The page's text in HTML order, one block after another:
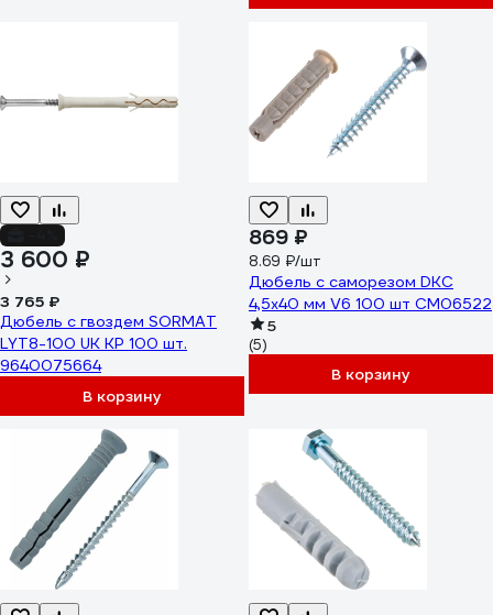
3 600 ₽
3 765 ₽
Дюбель с гвоздем SORMAT
LYT8-100 UK KP 100 шт.
9640075664
В корзину
869 ₽
8.69 ₽/шт
Дюбель с саморезом DKC
4,5x40 мм V6 100 шт CM06522
5
(5)
В корзину